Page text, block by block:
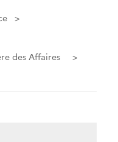
des Affaires